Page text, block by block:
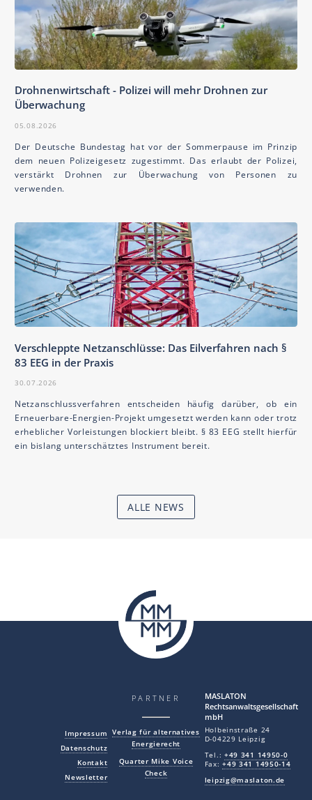
Drohnenwirtschaft - Polizei will mehr Drohnen zur
Überwachung
05.08.2026
Der Deutsche Bundestag hat vor der Sommerpause im Prinzip
dem neuen Polizeigesetz zugestimmt. Das erlaubt der Polizei,
verstärkt Drohnen zur Überwachung von Personen zu
verwenden.
Verschleppte Netzanschlüsse: Das Eilverfahren nach §
83 EEG in der Praxis
30.07.2026
Netzanschlussverfahren entscheiden häufig darüber, ob ein
Erneuerbare-Energien-Projekt umgesetzt werden kann oder trotz
erheblicher Vorleistungen blockiert bleibt. § 83 EEG stellt hierfür
ein bislang unterschätztes Instrument bereit.
ALLE NEWS
Impressum
Datenschutz
Kontakt
Newsletter
PARTNER
Verlag für alternatives
Energierecht
Quarter Mike Voice
Check
MAS LA TON
Rechtsanwaltsgesellschaft
mbH
Holbeinstraße 24
D-04229 Leipzig
Tel.: +49 341 14950-0
Fax:+49 341 14950-14
leipzig@maslaton.de